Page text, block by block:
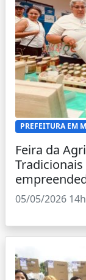
PREFEITURA EM
Feira da
05/05/2026